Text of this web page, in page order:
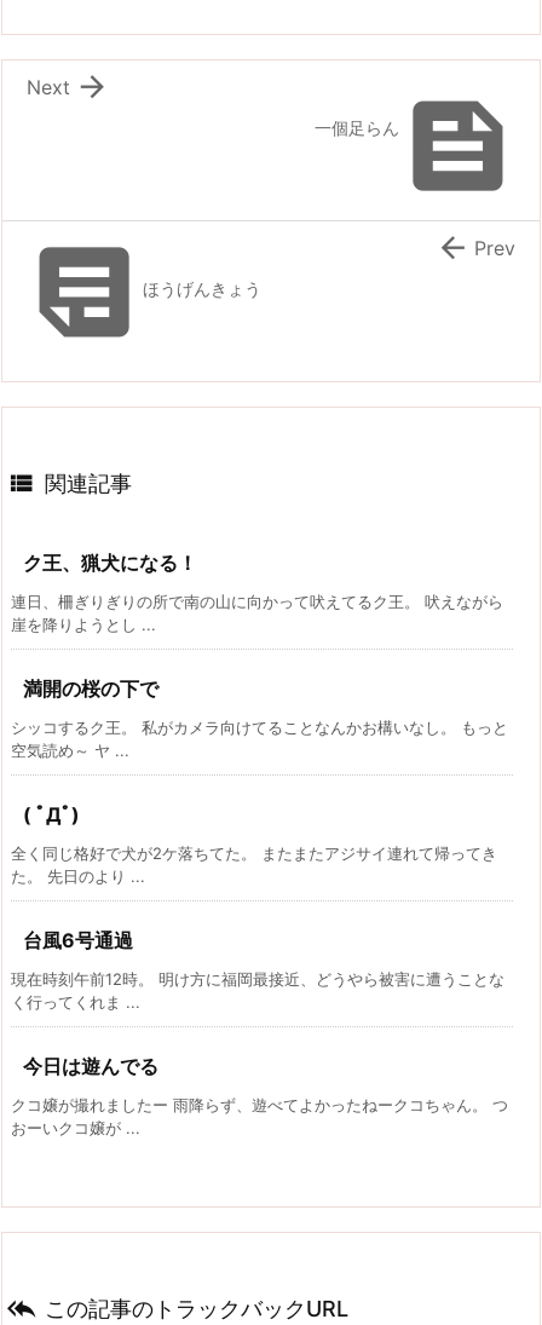

一個足らん

Next
ほうげんきょう
 Prev
 関連記事
ク王、猟犬になる！
連日、柵ぎりぎりの所で南の山に向かって吠えてるク王。 吠えながら
崖を降りようとし ...
満開の桜の下で
シッコするク王。 私がカメラ向けてることなんかお構いなし。 もっと
空気読め～ ヤ ...
( ﾟДﾟ)
全く同じ格好で犬が2ケ落ちてた。 またまたアジサイ連れて帰ってき
た。 先日のより ...
台風6号通過
現在時刻午前12時。 明け方に福岡最接近、どうやら被害に遭うことな
く行ってくれま ...
今日は遊んでる
クコ嬢が撮れましたー 雨降らず、遊べてよかったねークコちゃん。 つ
おーいクコ嬢が ...
 この記事のトラックバックURL